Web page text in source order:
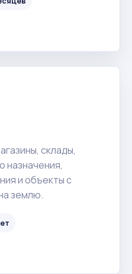
склады,
назначения,
и объекты с
землю.